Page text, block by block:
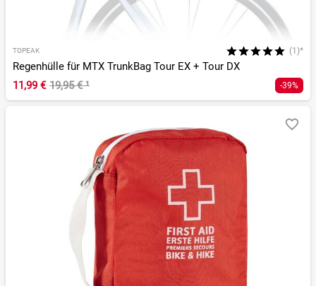
TOPEAK (1)*
Regenhülle für MTX TrunkBag Tour EX + Tour DX
11,99 € 19,95 €¹ -39%